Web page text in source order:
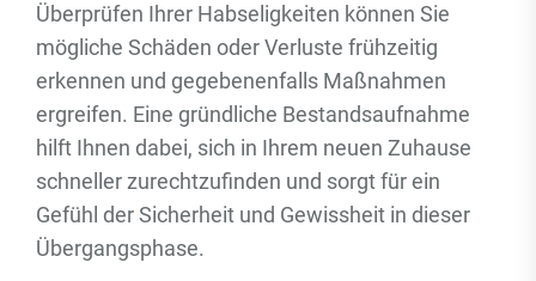
Überprüfen Ihrer Habseligkeiten können Sie
mögliche Schäden oder Verluste frühzeitig
erkennen und gegebenenfalls Maßnahmen
ergreifen. Eine gründliche Bestandsaufnahme
hilft Ihnen dabei, sich in Ihrem neuen Zuhause
schneller zurechtzufinden und sorgt für ein
Gefühl der Sicherheit und Gewissheit in dieser
Übergangsphase.